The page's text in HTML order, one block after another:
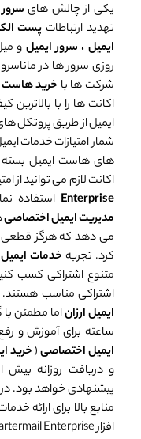
یکی از چالش های
تهدید ارتباطات پست
ایمیل ، سرور ایمیل و
روزی سرور ها در
شرکت ها با خرید هاست
اکانت ها را با
شمار امتیازات خدمات
های هاست ایمیل بسته
اکانت لازم می توانید از
Enterprise استفاده
مدیریت ایمیل اختصاصی
می دهد که هرگز قطعی
کرد. تجربه خدمات ایمیل
متنوع اشتراکی کسب
اشتراکی مناسب هستند.
ایمیل ارزان
ساعته برای آموزش و
ایمیل اختصاصی(خرید
پیشنهادی خواهد بود.
منابع بالا برای ارائه
افزار Smartermail Enterprise برای سرور تهیه می شود.